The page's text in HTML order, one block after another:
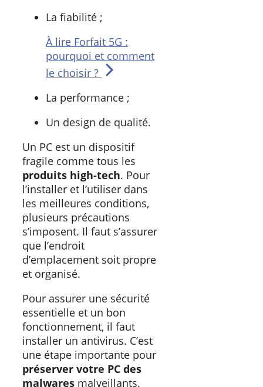
La fiabilité ;
À lire Forfait 5G :
pourquoi et comment
le choisir ?
La performance ;
Un design de qualité.
Un PC est un dispositif
fragile comme tous les
produits high-tech. Pour
l’installer et l’utiliser dans
les meilleures conditions,
plusieurs précautions
s’imposent. Il faut s’assurer
que l’endroit
d’emplacement soit propre
et organisé.
Pour assurer une sécurité
essentielle et un bon
fonctionnement, il faut
installer un antivirus. C’est
une étape importante pour
préserver votre PC des
malwares malveillants.